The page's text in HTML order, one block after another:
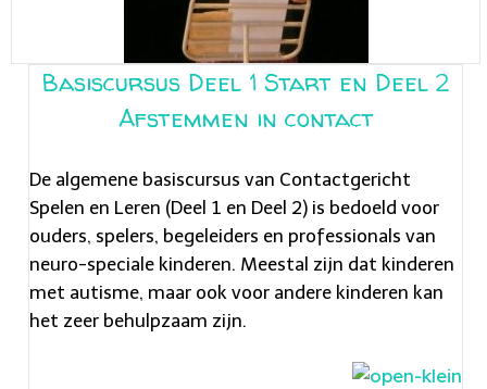
Basiscursus Deel 1 Start en Deel 2
Afstemmen in contact
De algemene basiscursus van Contactgericht
Spelen en Leren (Deel 1 en Deel 2) is bedoeld voor
ouders, spelers, begeleiders en professionals van
neuro-speciale kinderen. Meestal zijn dat kinderen
met autisme, maar ook voor andere kinderen kan
het zeer behulpzaam zijn.